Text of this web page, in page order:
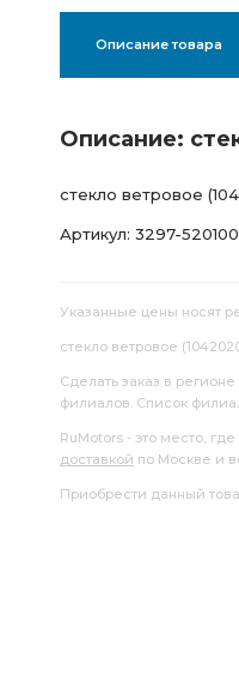
Описание товара
Описание:
стекло ветровое
Артикул: 3297-
Указанные цены носят
стекло ветровое
Сделать заказ в
филиалов. Список
RuMotors - это место,
доставкой по Москве и
Приобрести данный